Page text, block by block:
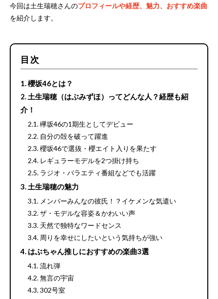
今回は土生瑞穂さんのプロフィールや経歴、魅力、おすすめ楽曲
を紹介します。
目次
櫻坂46とは？
土生瑞穂（はぶみずほ）ってどんな人？経歴も紹
介！
欅坂46の1期生としてデビュー
自分の殻を破って躍進
櫻坂46で選抜・櫻エイト入りを果たす
レギュラーモデルを2つ掛け持ち
ラジオ・バラエティ番組などでも活躍
土生瑞穂の魅力
メンバーみんなの彼氏！？イケメンな気遣い
ザ・モデルな容姿＆かわいい声
天然で独特なワードセンス
周りを幸せにしたいという気持ちが強い
はぶちゃん推しにおすすめの楽曲3選
流れ弾
無言の宇宙
302号室